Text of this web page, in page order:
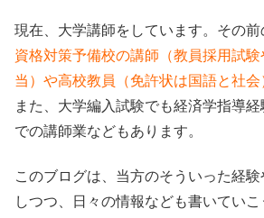
現在、大学講師をしています。その前
資格対策予備校の講師（教員採用試
当）や高校教員（免許状は国語と社
また、大学編入試験でも経済学指導
での講師業などもあります。
このブログは、当方のそういった経
しつつ、日々の情報なども書いていこ